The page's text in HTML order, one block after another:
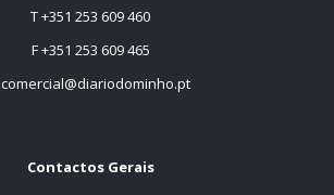
T +351 253 609 460
F +351 253 609 465
comercial@diariodominho.pt
Contactos Gerais